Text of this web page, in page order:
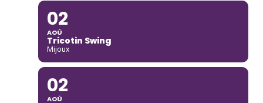
02
AOÛ
Tricotin Swing
Mijoux
02
AOÛ